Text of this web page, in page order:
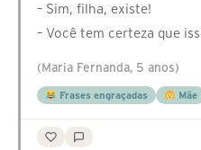
– Sim, filha, existe!
– Você tem certeza que
(Maria Fernanda, 5 anos)
Frases engraçadas Mãe